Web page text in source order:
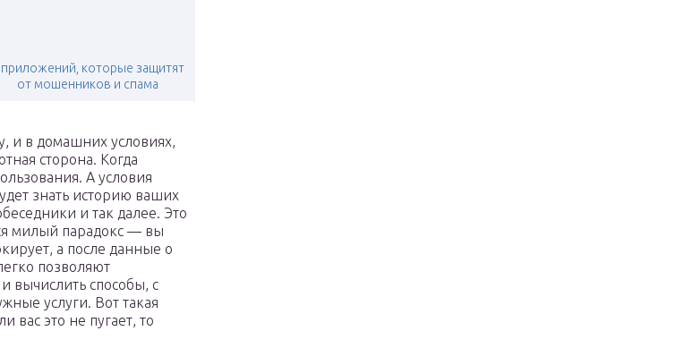
приложений, которые защитят
от мошенников и спама
и в домашних условиях,
сторона. Когда
А условия
знать историю ваших
и так далее. Это
милый парадокс — вы
а после данные о
позволяют
вычислить способы, с
услуги. Вот такая
вас это не пугает, то